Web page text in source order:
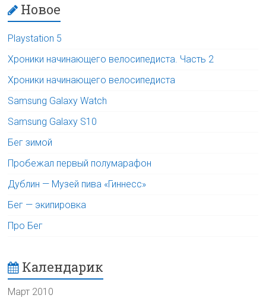
Новое
Playstation 5
Хроники начинающего велосипедиста. Часть 2
Хроники начинающего велосипедиста
Samsung Galaxy Watch
Samsung Galaxy S10
Бег зимой
Пробежал первый полумарафон
Дублин — Музей пива «Гиннесс»
Бег — экипировка
Про Бег
Календарик
Март 2010